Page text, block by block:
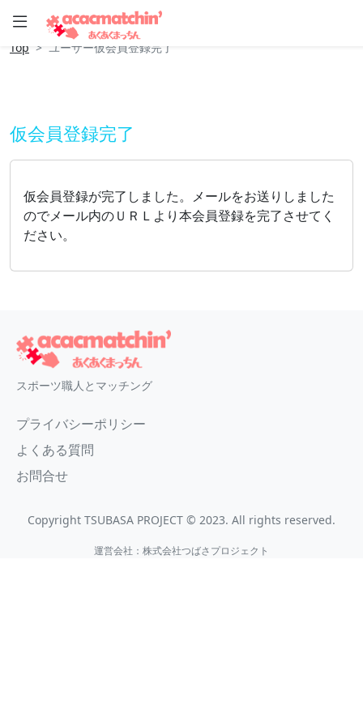
Top ユーザー仮会員登録完了
仮会員登録完了
仮会員登録が完了しました。メールをお送りしました
のでメール内のＵＲＬより本会員登録を完了させてく
ださい。
スポーツ職人とマッチング
プライバシーポリシー
よくある質問
お問合せ
Copyright TSUBASA PROJECT © 2023. All rights reserved.
運営会社：株式会社つばさプロジェクト